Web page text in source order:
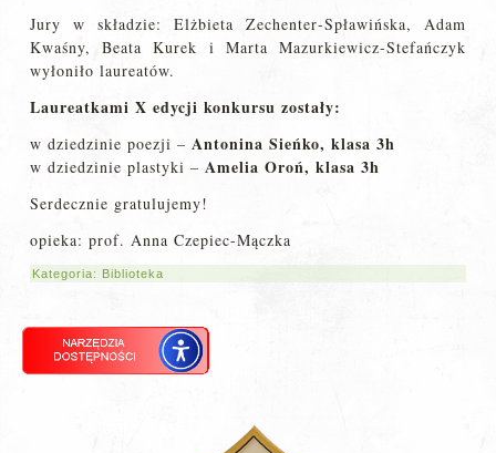
Jury w składzie: Elżbieta Zechenter‑Spławińska, Adam
Kwaśny, Beata Kurek i Marta Mazurkiewicz‑Stefańczyk
wyłoniło laureatów.
Laureatkami X edycji konkursu zostały:
w dziedzinie poezji –Antonina Sieńko, klasa 3h
w dziedzinie plastyki –Amelia Oroń, klasa 3h
Serdecznie gratulujemy!
opieka: prof. Anna Czepiec-Mączka
Kategoria: Biblioteka